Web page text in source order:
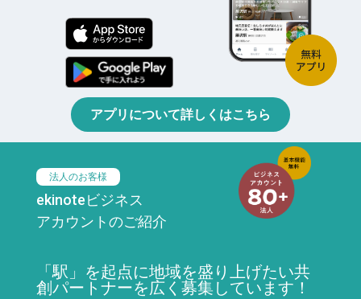
アプリについて詳しくはこちら
法人のお客様
ekinoteビジネス
アカウントのご紹介
「駅」を起点に地域を盛り上げたい共
創パートナーを広く募集しています！